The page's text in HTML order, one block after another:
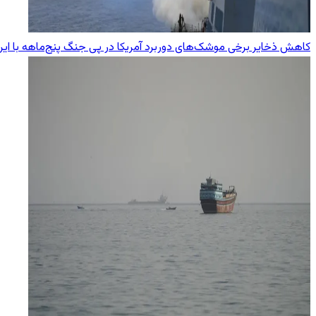
کاهش ذخایر برخی موشک‌های دوربرد آمریکا در پی جنگ پنج‌ماهه با